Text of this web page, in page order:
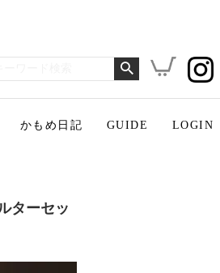
かもめ日記 GUIDE LOGIN
ターセッ